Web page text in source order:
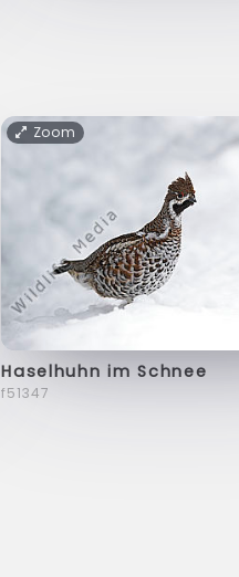
Zoom
Haselhuhn im Schnee
f51347